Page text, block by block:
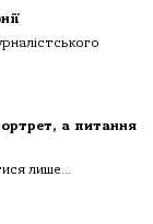
а питання
лише...